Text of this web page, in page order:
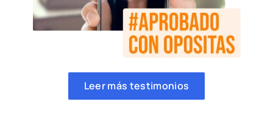
Leer más testimonios